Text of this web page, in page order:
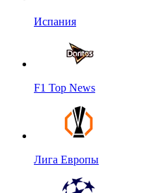
Испания
F1 Top News
Лига Европы